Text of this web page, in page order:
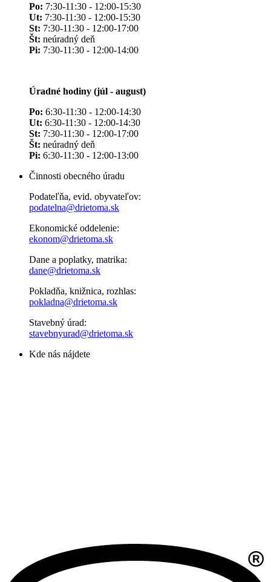
Po: 7:30-11:30 - 12:00-15:30
Ut: 7:30-11:30 - 12:00-15:30
St: 7:30-11:30 - 12:00-17:00
Št: neúradný deň
Pi: 7:30-11:30 - 12:00-14:00
Úradné hodiny (júl - august)
Po: 6:30-11:30 - 12:00-14:30
Ut: 6:30-11:30 - 12:00-14:30
St: 7:30-11:30 - 12:00-17:00
Št: neúradný deň
Pi: 6:30-11:30 - 12:00-13:00
Činnosti obecného úradu
Podateľňa, evid. obyvateľov:
podatelna@drietoma.sk
Ekonomické oddelenie:
ekonom@drietoma.sk
Dane a poplatky, matrika:
dane@drietoma.sk
Pokladňa, knižnica, rozhlas:
pokladna@drietoma.sk
Stavebný úrad:
stavebnyurad@drietoma.sk
Kde nás nájdete